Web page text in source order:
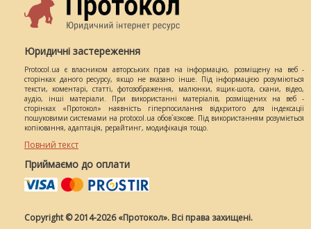
Юридичні застереження
Protocol.ua є власником авторських прав на інформацію, розміщену на веб -
сторінках даного ресурсу, якщо не вказано інше. Під інформацією розуміються
тексти, коментарі, статті, фотозображення, малюнки, ящик-шота, скани, відео,
аудіо, інші матеріали. При використанні матеріалів, розміщених на веб -
сторінках «Протокол» наявність гіперпосилання відкритого для індексації
пошуковими системами на protocol.ua обов`язкове. Під використанням розуміється
копіювання, адаптація, рерайтинг, модифікація тощо.
Повний текст
Приймаємо до оплати
Copyright © 2014-2026 «Протокол». Всі права захищені.